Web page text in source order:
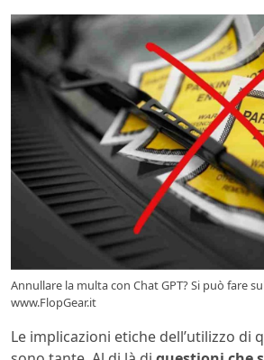
Annullare la multa con Chat GPT? Si può fare
www.FlopGear.it
Le implicazioni etiche dell’utilizzo di